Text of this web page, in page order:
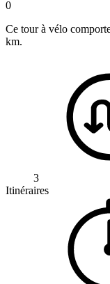
0
Ce tour à vélo
km.
3
Itinéraires